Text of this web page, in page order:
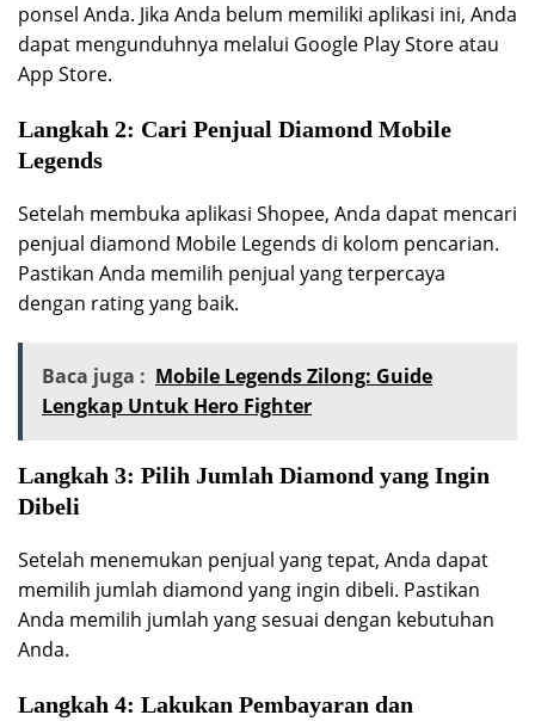
ponsel Anda. Jika Anda belum memiliki aplikasi ini, Anda
dapat mengunduhnya melalui Google Play Store atau
App Store.
Langkah 2: Cari Penjual Diamond Mobile
Legends
Setelah membuka aplikasi Shopee, Anda dapat mencari
penjual diamond Mobile Legends di kolom pencarian.
Pastikan Anda memilih penjual yang terpercaya
dengan rating yang baik.
Baca juga : Mobile Legends Zilong: Guide
Lengkap Untuk Hero Fighter
Langkah 3: Pilih Jumlah Diamond yang Ingin
Dibeli
Setelah menemukan penjual yang tepat, Anda dapat
memilih jumlah diamond yang ingin dibeli. Pastikan
Anda memilih jumlah yang sesuai dengan kebutuhan
Anda.
Langkah 4: Lakukan Pembayaran dan